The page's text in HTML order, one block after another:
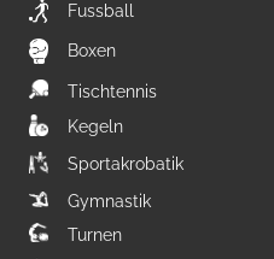
Fussball
Boxen
Tischtennis
Kegeln
Sportakrobatik
Gymnastik
Turnen